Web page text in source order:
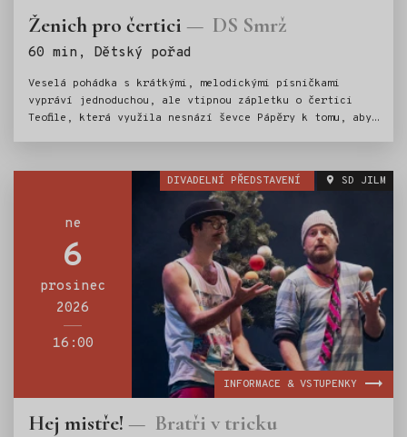
Ženich pro čertici DS Smrž
60 min, Dětský pořad
Veselá pohádka s krátkými, melodickými písničkami
vypráví jednoduchou, ale vtipnou zápletku o čertici
Teofile, která využila nesnází ševce Pápěry k tomu, aby
ne
6
prosinec
2026
16:00
DIVADELNÍ PŘEDSTAVENÍ SD JILM
Hej mistře! Bratři v tricku
INFORMACE & VSTUPENKY